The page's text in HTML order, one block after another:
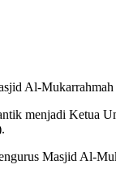
Al-
menjadi Ketua
Masjid Al-